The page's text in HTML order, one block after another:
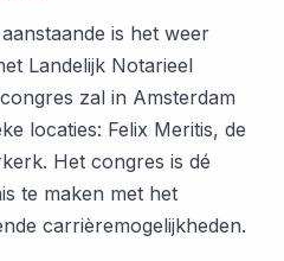
aanstaande is het weer
Landelijk Notarieel
zal in Amsterdam
locaties: Felix Meritis, de
Het congres is dé
te maken met het
carrièremogelijkheden.